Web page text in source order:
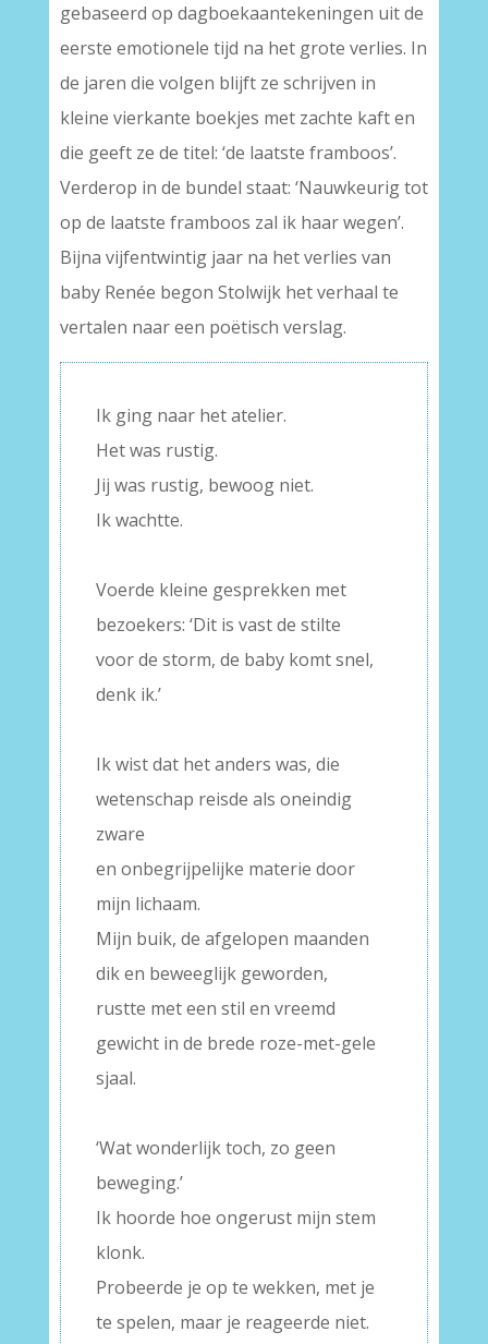
gebaseerd op dagboekaantekeningen uit de
eerste emotionele tijd na het grote verlies. In
de jaren die volgen blijft ze schrijven in
kleine vierkante boekjes met zachte kaft en
die geeft ze de titel: ‘de laatste framboos’.
Verderop in de bundel staat: ‘Nauwkeurig tot
op de laatste framboos zal ik haar wegen’.
Bijna vijfentwintig jaar na het verlies van
baby Renée begon Stolwijk het verhaal te
vertalen naar een poëtisch verslag.
Ik ging naar het atelier.
Het was rustig.
Jij was rustig, bewoog niet.
Ik wachtte.
Voerde kleine gesprekken met
bezoekers: ‘Dit is vast de stilte
voor de storm, de baby komt snel,
denk ik.’
Ik wist dat het anders was, die
wetenschap reisde als oneindig
zware
en onbegrijpelijke materie door
mijn lichaam.
Mijn buik, de afgelopen maanden
dik en beweeglijk geworden,
rustte met een stil en vreemd
gewicht in de brede roze-met-gele
sjaal.
‘Wat wonderlijk toch, zo geen
beweging.’
Ik hoorde hoe ongerust mijn stem
klonk.
Probeerde je op te wekken, met je
te spelen, maar je reageerde niet.